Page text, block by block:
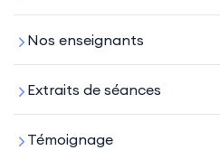
Nos enseignants
Extraits de séances
Témoignage